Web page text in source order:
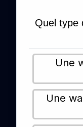
Quel type
Une
Une